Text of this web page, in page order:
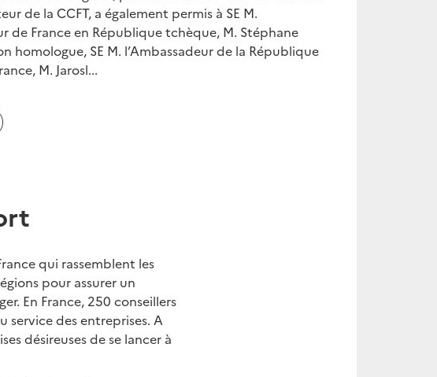
de la CCFT, a également permis à SE M.
de France en République tchèque, M. Stéphane
homologue, SE M. l’Ambassadeur de la République
M. Jarosl...
qui rassemblent les
pour assurer un
En France, 250 conseillers
service des entreprises. A
désireuses de se lancer à